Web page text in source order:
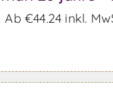
Ab €44,24 inkl.